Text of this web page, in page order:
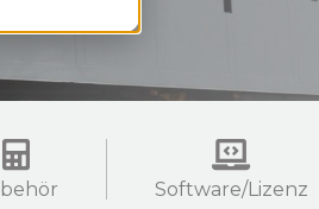
Software/Lizenz